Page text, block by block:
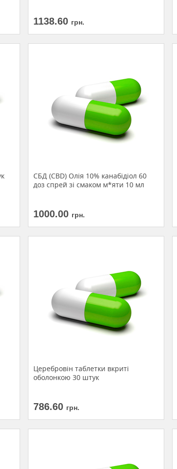
1138.60 грн.
СБД (CBD) Олія 10% канабідіол 60
доз спрей зі смаком м*яти 10 мл
1000.00 грн.
Церебровін таблетки вкриті
оболонкою 30 штук
786.60 грн.